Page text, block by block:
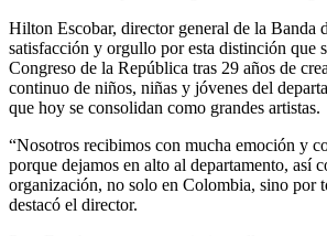
Hilton Escobar, director general de la Banda
satisfacción y orgullo por esta distinción que
Congreso de la República tras 29 años de
continuo de niños, niñas y jóvenes del
que hoy se consolidan como grandes artistas.
“Nosotros recibimos con mucha emoción y
porque dejamos en alto al departamento, así
organización, no solo en Colombia, sino por
destacó el director.